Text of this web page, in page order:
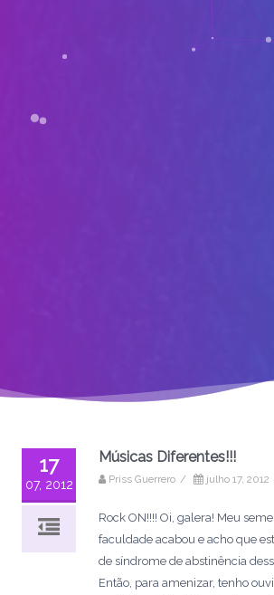
17
07, 2012
Músicas Diferentes!!!
Priss Guerrero / julho 17, 2012
Rock ON!!!! Oi, galera! Meu
faculdade acabou e acho que
de síndrome de abstinência
Então, para amenizar, tenho